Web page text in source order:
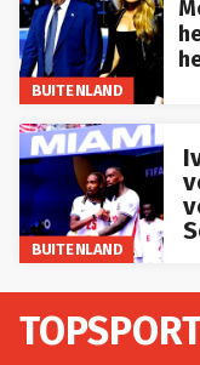
BUITENLAND
BUITENLAND